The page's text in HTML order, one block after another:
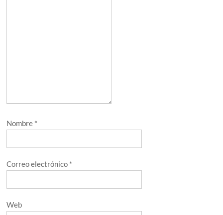
Nombre *
Correo electrónico *
Web